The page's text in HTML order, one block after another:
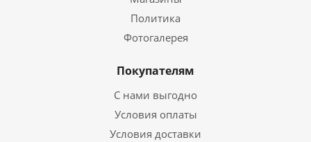
Политика
Фотогалерея
Покупателям
С нами выгодно
Условия оплаты
Условия доставки